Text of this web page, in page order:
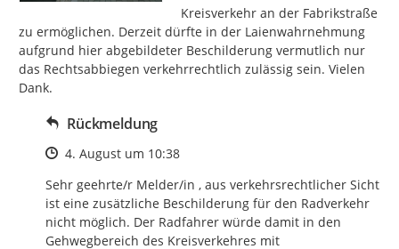
Kreisverkehr an der Fabrikstraße
zu ermöglichen. Derzeit dürfte in der Laienwahrnehmung
aufgrund hier abgebildeter Beschilderung vermutlich nur
das Rechtsabbiegen verkehrrechtlich zulässig sein. Vielen
Dank.
Rückmeldung
Zeitpunkt des Erstellens
4. August um 10:38
Sehr geehrte/r Melder/in , aus verkehrsrechtlicher Sicht
ist eine zusätzliche Beschilderung für den Radverkehr
nicht möglich. Der Radfahrer würde damit in den
Gehwegbereich des Kreisverkehres mit